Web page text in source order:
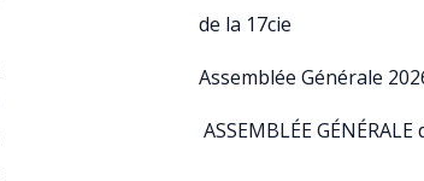
de la 17cie
Assemblée Générale
ASSEMBLÉE